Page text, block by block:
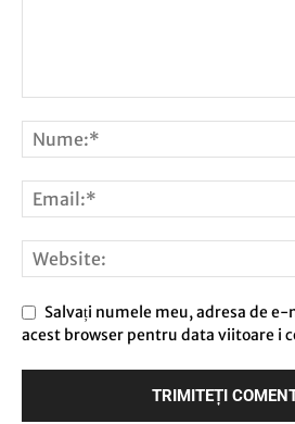
Salvați numele meu, adresa de
acest browser pentru data viitoare i